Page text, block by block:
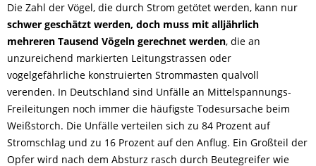
Die Zahl der Vögel, die durch Strom getötet werden, kann nur
schwer geschätzt werden, doch muss mit alljährlich
mehreren Tausend Vögeln gerechnet werden, die an
unzureichend markierten Leitungstrassen oder
vogelgefährliche konstruierten Strommasten qualvoll
verenden. In Deutschland sind Unfälle an Mittelspannungs-
Freileitungen noch immer die häufigste Todesursache beim
Weißstorch. Die Unfälle verteilen sich zu 84 Prozent auf
Stromschlag und zu 16 Prozent auf den Anflug. Ein Großteil der
Opfer wird nach dem Absturz rasch durch Beutegreifer wie